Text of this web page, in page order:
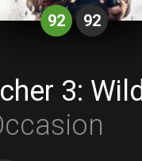
92 92
3: Wild